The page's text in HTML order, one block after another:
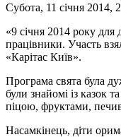
Субота, 11 січня 2014,
«9 січня 2014 року
працівники. Участь
«Карітас Київ».
Програма свята була
були знайомі із казок
піцою, фруктами,
Насамкінець, діти